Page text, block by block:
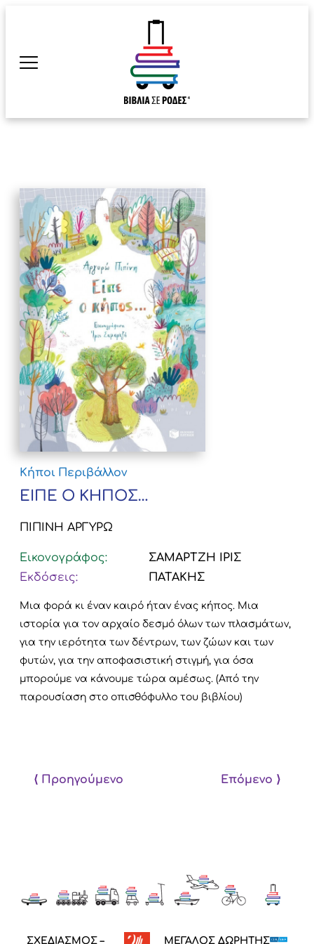
Κήποι Περιβάλλον
ΕΙΠΕ Ο ΚΗΠΟΣ…
ΠΙΠΙΝΗ ΑΡΓΥΡΩ
Εικονογράφος:
ΣΑΜΑΡΤΖΗ ΙΡΙΣ
Εκδόσεις:
ΠΑΤΑΚΗΣ
Μια φορά κι έναν καιρό ήταν ένας κήπος. Μια
ιστορία για τον αρχαίο δεσμό όλων των πλασμάτων,
για την ιερότητα των δέντρων, των ζώων και των
φυτών, για την αποφασιστική στιγμή, για όσα
μπορούμε να κάνουμε τώρα αμέσως. (Από την
παρουσίαση στο οπισθόφυλλο του βιβλίου)
⟨ Προηγούμενο Επόμενο ⟩
ΣΧΕΔΙΑΣΜΟΣ – ΜΕΓΑΛΟΣ ΔΩΡΗΤΗΣ